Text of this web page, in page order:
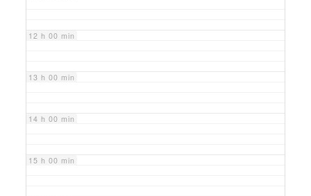
12 h 00 min
13 h 00 min
14 h 00 min
15 h 00 min